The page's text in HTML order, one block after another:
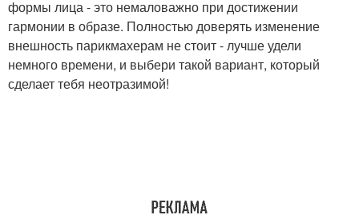
формы лица - это немаловажно при достижении
гармонии в образе. Полностью доверять изменение
внешность парикмахерам не стоит - лучше удели
немного времени, и выбери такой вариант, который
сделает тебя неотразимой!